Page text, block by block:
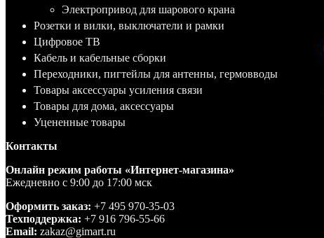
Электропривод для шарового крана
Розетки и вилки, выключатели и рамки
Цифровое ТВ
Кабель и кабельные сборки
Переходники, пигтейлы для антенны, гермовводы
Товары аксессуары усиления связи
Товары для дома, аксессуары
Уцененные товары
Контакты
Онлайн режим работы «Интернет-магазина»
Ежедневно с 9:00 до 17:00 мск
Оформить заказ: +7 495 970-35-03
Техподдержка: +7 916 796-55-66
Email: zakaz@gimart.ru